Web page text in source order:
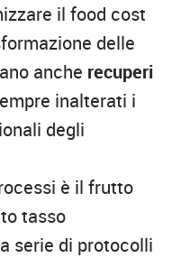
il food cost
delle
anche recuperi
inalterati i
degli
è il frutto
tasso
serie di protocolli